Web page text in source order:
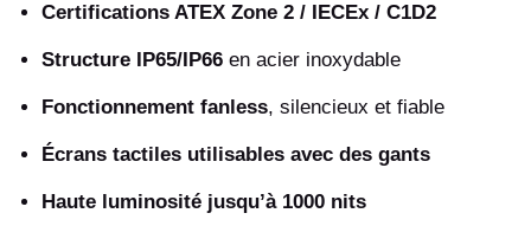
Certifications ATEX Zone 2 / IECEx / C1D2
Structure IP65/IP66 en acier inoxydable
Fonctionnement fanless, silencieux et fiable
Écrans tactiles utilisables avec des gants
Haute luminosité jusqu’à 1000 nits